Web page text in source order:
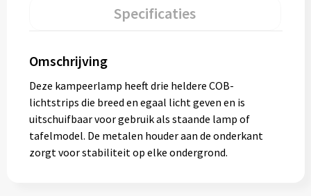
Specificaties
Omschrijving
Deze kampeerlamp heeft drie heldere COB-
lichtstrips die breed en egaal licht geven en is
uitschuifbaar voor gebruik als staande lamp of
tafelmodel. De metalen houder aan de onderkant
zorgt voor stabiliteit op elke ondergrond.